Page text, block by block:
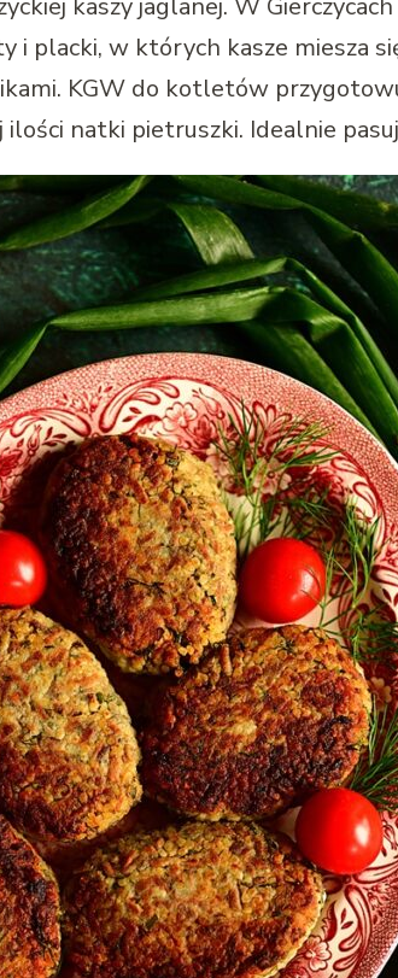
kaszy jaglanej. W
placki, w których kasze miesza
KGW do kotletów
natki pietruszki. Idealnie